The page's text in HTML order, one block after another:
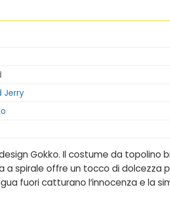
Jerry
Gokko. Il costume da topolino
a spirale offre un tocco di dolcezza
fuori catturano l’innocenza e la